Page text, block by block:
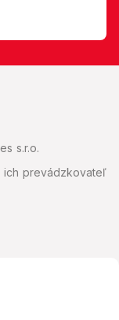
s.r.o.
ich prevádzkovateľ